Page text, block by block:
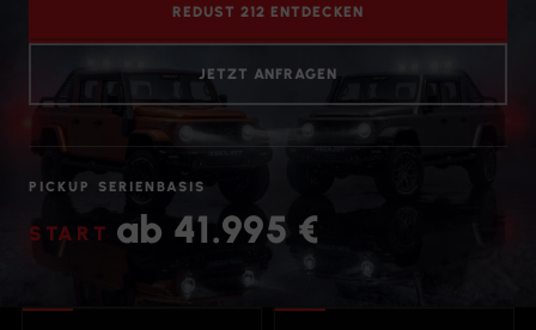
REDUST 212 ENTDECKEN
JETZT ANFRAGEN
PICKUP SERIENBASIS
ab 41.995 €